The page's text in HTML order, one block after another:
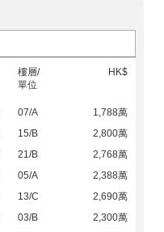
樓層/
單位
HK$
07/A
1,788萬
15/B
2,800萬
21/B
2,768萬
05/A
2,388萬
13/C
2,690萬
03/B
2,300萬